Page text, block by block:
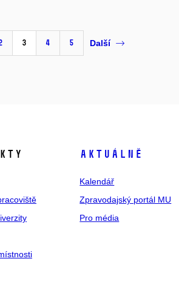
3 4 5 Další
Aktuálně
Kalendář
Zpravodajský portál MU
Pro média